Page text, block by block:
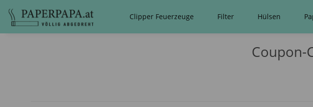
Clipper Feuerzeuge Filter Hülsen
Coupon-